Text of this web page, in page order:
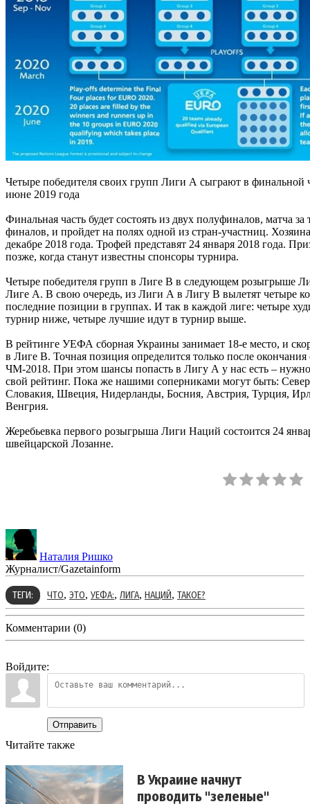
Четыре победителя своих групп Лиги А сыграют в
июне 2019 года
Финальная часть будет состоять из двух полуфиналов, матча за
финалов, и пройдет на полях одной из стран-участниц.
декабре 2018 года. Трофей представят 24 января 2018 года.
позже, когда станут известны спонсоры турнира.
Четыре победителя групп в Лиге B в следующем розыгрыше
Лиге А. В свою очередь, из Лиги А в Лигу B вылетят четыре
последние позиции в группах. И так в каждой лиге: четыре
турнир ниже, четыре лучшие идут в турнир выше.
В рейтинге УЕФА сборная Украины занимает 18-е место, и
в Лиге B. Точная позиция определится только после
ЧМ-2018. При этом шансы попасть в Лигу А у нас есть –
свой рейтинг. Пока же нашими соперниками могут быть:
Словакия, Швеция, Нидерланды, Босния, Австрия, Турция,
Венгрия.
Жеребьевка первого розыгрыша Лиги Наций состоится 24
швейцарской Лозанне.
Наталия Ришко
Журналист/Gazetainform
ТЕГИ: ЧТО, ЭТО, УЕФА:, ЛИГА, НАЦИЙ, ТАКОЕ?
Комментарии (0)
Войдите:
Отправить
Читайте также
В Украине начнут
проводить "зеленые"